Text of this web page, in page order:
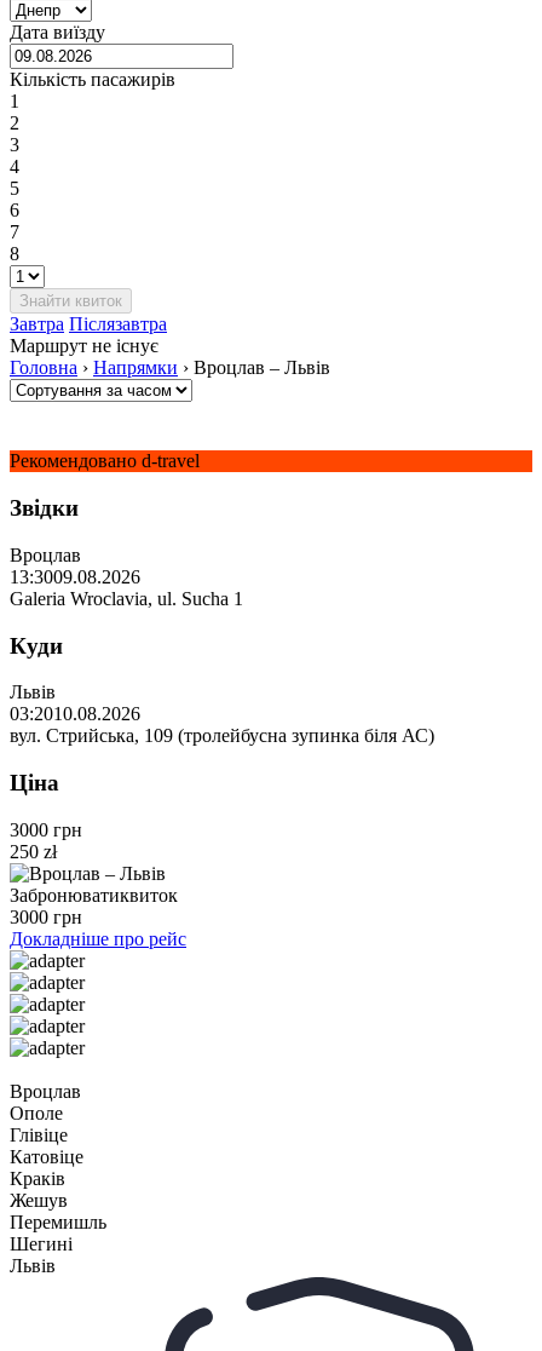
Дата виїзду
Кількість пасажирів
1
2
3
4
5
6
7
8
Завтра Післязавтра
Маршрут не існує
Головна › Напрямки › Вроцлав – Львів
Рекомендовано d-travel
Звідки
Вроцлав
13:3009.08.2026
Galeria Wroclavia, ul. Sucha 1
Куди
Львів
03:2010.08.2026
вул. Стрийська, 109 (тролейбусна зупинка біля АС)
Ціна
3000 грн
250 zł
Забронюватиквиток
3000 грн
Докладніше про рейс
Вроцлав
Ополе
Глівіце
Катовіце
Краків
Жешув
Перемишль
Шегині
Львів